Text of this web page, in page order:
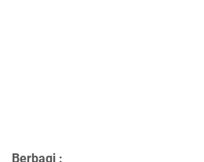
Berbagi :